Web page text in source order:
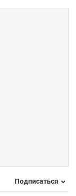
Подписаться